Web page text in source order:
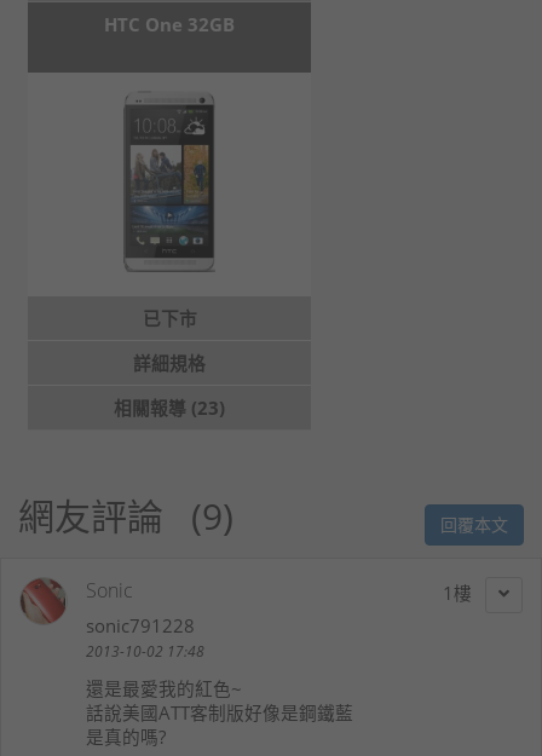
HTC One 32GB
已下市
詳細規格
相關報導 (23)
網友評論 9 回覆本文
1
Sonic
sonic791228
2013-10-02 17:48
還是最愛我的紅色~
話說美國ATT客制版好像是鋼鐵藍
是真的嗎?